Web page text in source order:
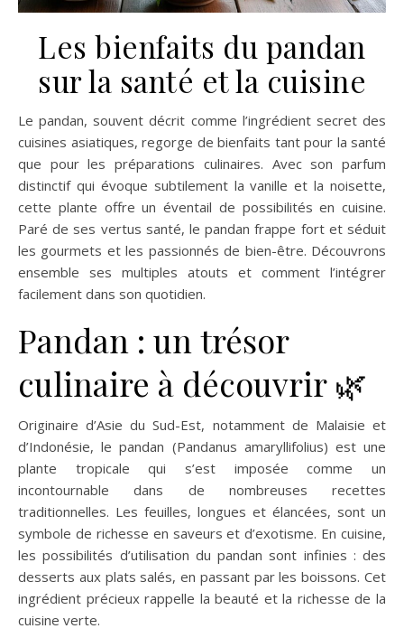
Les bienfaits du pandan
sur la santé et la cuisine
Le pandan, souvent décrit comme l’ingrédient secret des
cuisines asiatiques, regorge de bienfaits tant pour la santé
que pour les préparations culinaires. Avec son parfum
distinctif qui évoque subtilement la vanille et la noisette,
cette plante offre un éventail de possibilités en cuisine.
Paré de ses vertus santé, le pandan frappe fort et séduit
les gourmets et les passionnés de bien-être. Découvrons
ensemble ses multiples atouts et comment l’intégrer
facilement dans son quotidien.
Pandan : un trésor
culinaire à découvrir 🌿
Originaire d’Asie du Sud-Est, notamment de Malaisie et
d’Indonésie, le pandan (Pandanus amaryllifolius) est une
plante tropicale qui s’est imposée comme un
incontournable dans de nombreuses recettes
traditionnelles. Les feuilles, longues et élancées, sont un
symbole de richesse en saveurs et d’exotisme. En cuisine,
les possibilités d’utilisation du pandan sont infinies : des
desserts aux plats salés, en passant par les boissons. Cet
ingrédient précieux rappelle la beauté et la richesse de la
cuisine verte.